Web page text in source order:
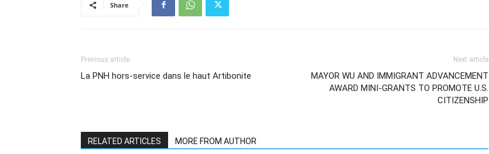
Share
Previous article
La PNH hors-service dans le haut Artibonite
Next article
MAYOR WU AND IMMIGRANT ADVANCEMENT
AWARD MINI-GRANTS TO PROMOTE U.S.
CITIZENSHIP
RELATED ARTICLES MORE FROM AUTHOR